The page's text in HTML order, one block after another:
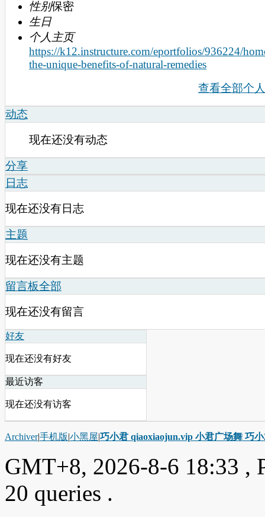
性别保密
生日
个人主页
https://k12.instructure.com/eportfolios/936224/
the-unique-benefits-of-natural-remedies
查看全部个
动态
现在还没有动态
分享
日志
现在还没有日志
主题
现在还没有主题
留言板全部
现在还没有留言
好友
现在还没有好友
最近访客
现在还没有访客
Archiver|手机版|小黑屋|巧小君 qiaoxiaojun.vip 小君广场舞 巧
GMT+8, 2026-8-6 18:33 ,
20 queries .